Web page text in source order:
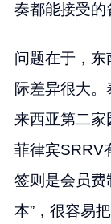
奏都能接受的
问题在于，
际差异很大
来西亚第二家
菲律宾SRRV
签则是会员费
本”，很容易